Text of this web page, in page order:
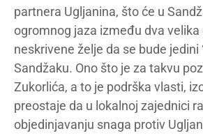
partnera Ugljanina, što će u
ogromnog jaza između dva velika
neskrivene želje da se bude jedini
Sandžaku. Ono što je za takvu
Zukorlića, a to je podrška vlasti,
preostaje da u lokalnoj zajednici
objedinjavanju snaga protiv